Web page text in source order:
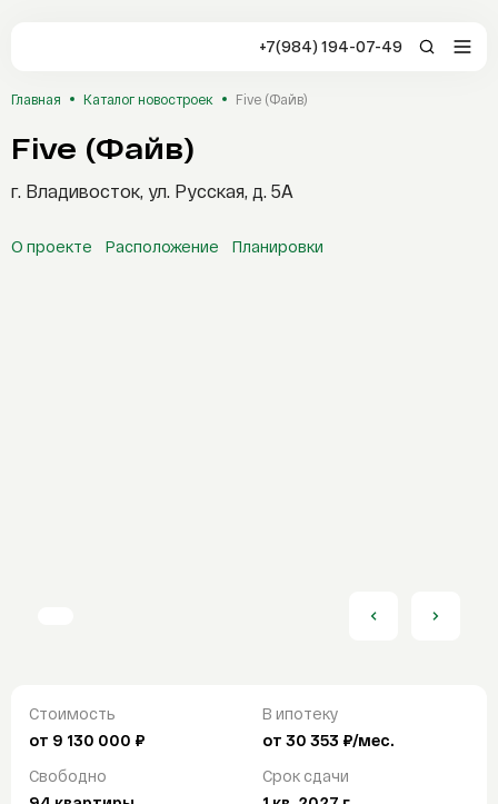
+7(984) 194-
Заказать звонок
Семейная ипотека
IT-ипотека
Студия 1-комнатная
2-комнатная
White box
СБРОСИТЬ ВСЕ ФИЛЬТРЫ
+7(984) 194-07-49
Главная Каталог новостроек Five (Файв)
Five (Файв)
г. Владивосток, ул. Русская, д. 5А
О проекте Расположение Планировки
Стоимость
от 9 130 000 ₽
В ипотеку
от 30 353 ₽/мес.
Свободно
Срок сдачи